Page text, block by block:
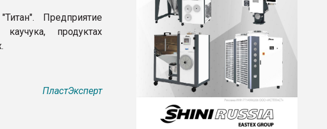
Предприятие
каучука, продуктах
ПластЭксперт